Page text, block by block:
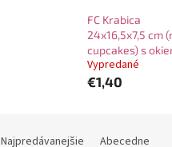
FC Krabica
24x16,5x7,5 cm
cupcakes) s
Vypredané
€1,40
Najpredávanejšie Abecedne